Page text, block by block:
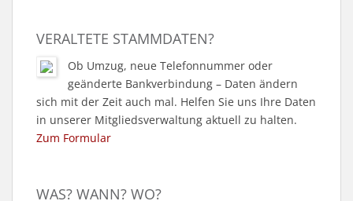
VERALTETE STAMMDATEN?
Ob Umzug, neue Telefonnummer oder
geänderte Bankverbindung – Daten ändern
sich mit der Zeit auch mal. Helfen Sie uns Ihre Daten
in unserer Mitgliedsverwaltung aktuell zu halten.
Zum Formular
WAS? WANN? WO?